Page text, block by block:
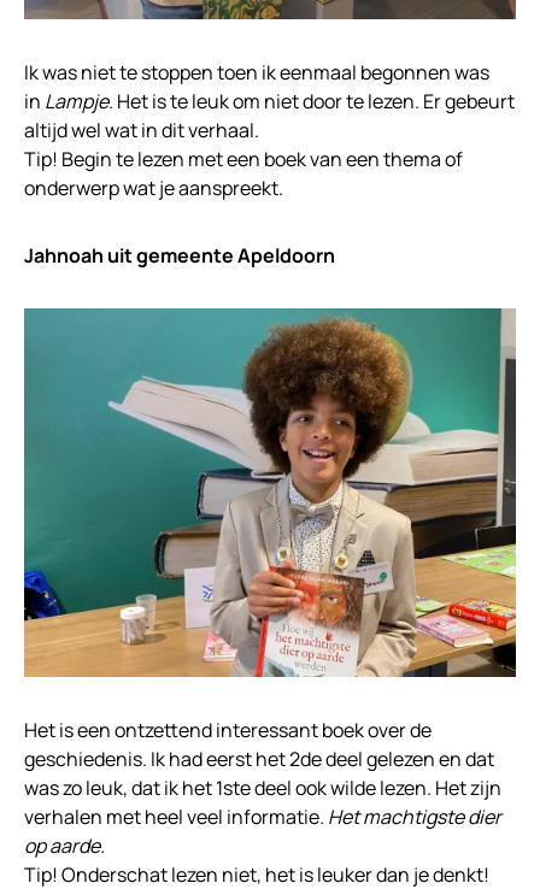
Ik was niet te stoppen toen ik eenmaal begonnen was
in Lampje. Het is te leuk om niet door te lezen. Er gebeurt
altijd wel wat in dit verhaal.
Tip! Begin te lezen met een boek van een thema of
onderwerp wat je aanspreekt.
Jahnoah uit gemeente Apeldoorn
Het is een ontzettend interessant boek over de
geschiedenis. Ik had eerst het 2de deel gelezen en dat
was zo leuk, dat ik het 1ste deel ook wilde lezen. Het zijn
verhalen met heel veel informatie. Het machtigste dier
op aarde.
Tip! Onderschat lezen niet, het is leuker dan je denkt!